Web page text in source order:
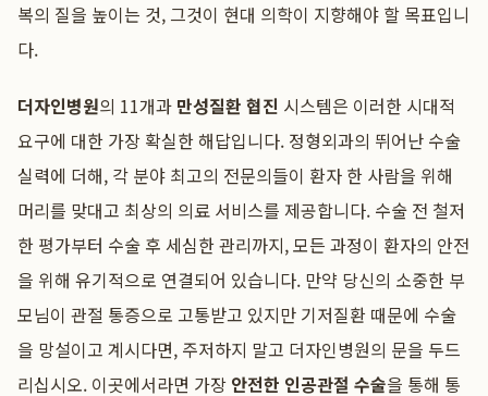
복의 질을 높이는 것, 그것이 현대 의학이 지향해야 할 목표입니
다.
더자인병원의 11개과 만성질환 협진 시스템은 이러한 시대적
요구에 대한 가장 확실한 해답입니다. 정형외과의 뛰어난 수술
실력에 더해, 각 분야 최고의 전문의들이 환자 한 사람을 위해
머리를 맞대고 최상의 의료 서비스를 제공합니다. 수술 전 철저
한 평가부터 수술 후 세심한 관리까지, 모든 과정이 환자의 안전
을 위해 유기적으로 연결되어 있습니다. 만약 당신의 소중한 부
모님이 관절 통증으로 고통받고 있지만 기저질환 때문에 수술
을 망설이고 계시다면, 주저하지 말고 더자인병원의 문을 두드
리십시오. 이곳에서라면 가장 안전한 인공관절 수술을 통해 통